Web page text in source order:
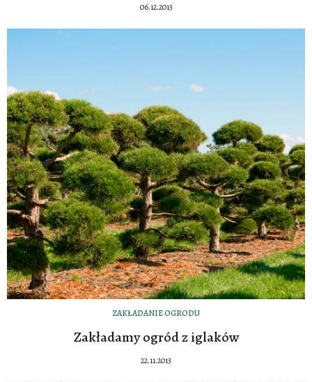
06.12.2013
ZAKŁADANIE OGRODU
Zakładamy ogród z iglaków
22.11.2013